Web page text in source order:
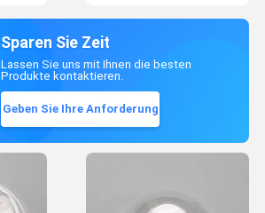
Sparen Sie Zeit
Lassen Sie uns mit Ihnen die besten
Produkte kontaktieren.
Geben Sie Ihre Anforderung